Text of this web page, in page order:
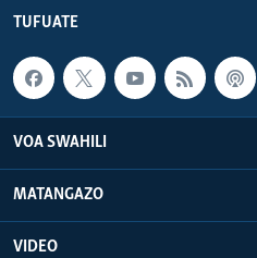
TUFUATE
VOA SWAHILI
MATANGAZO
VIDEO